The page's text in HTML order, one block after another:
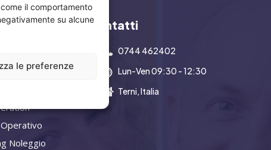
il comportamento
su alcune
le preferenze
Noleggio
Contatti
0744 462402
Lun-Ven 09:30 - 12:30
Terni, Italia